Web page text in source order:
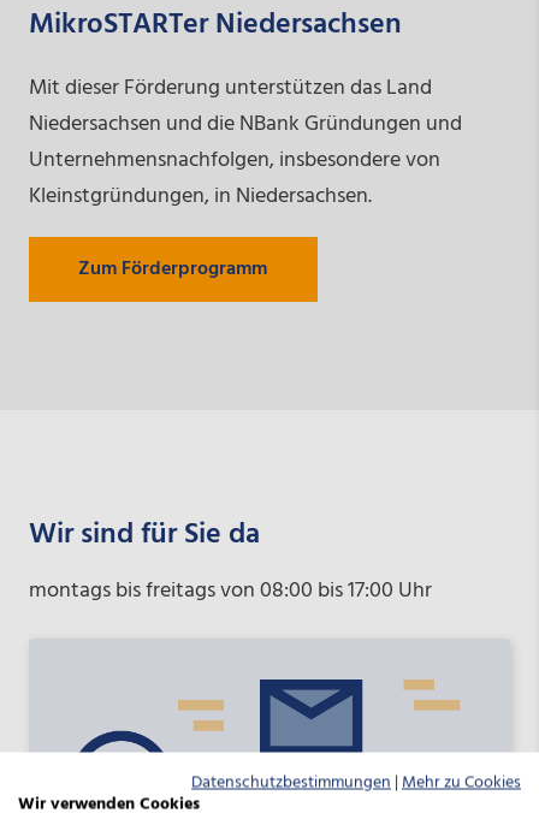
MikroSTARTer Niedersachsen
Mit dieser Förderung unterstützen das Land
Niedersachsen und die NBank Gründungen und
Unternehmensnachfolgen, insbesondere von
Kleinstgründungen, in Niedersachsen.
Zum Förderprogramm
Wir sind für Sie da
montags bis freitags von 08:00 bis 17:00 Uhr
Datenschutzbestimmungen|Mehr zu Cookies
Wir verwenden Cookies